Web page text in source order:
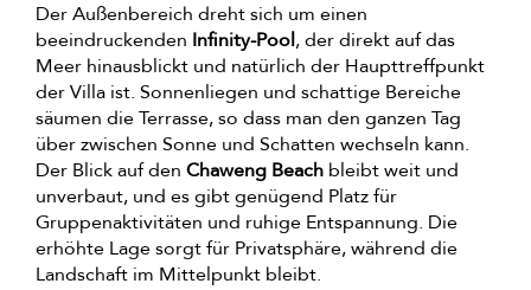
Der Außenbereich dreht sich um einen
beeindruckenden Infinity-Pool, der direkt auf das
Meer hinausblickt und natürlich der Haupttreffpunkt
der Villa ist. Sonnenliegen und schattige Bereiche
säumen die Terrasse, so dass man den ganzen Tag
über zwischen Sonne und Schatten wechseln kann.
Der Blick auf den Chaweng Beach bleibt weit und
unverbaut, und es gibt genügend Platz für
Gruppenaktivitäten und ruhige Entspannung. Die
erhöhte Lage sorgt für Privatsphäre, während die
Landschaft im Mittelpunkt bleibt.